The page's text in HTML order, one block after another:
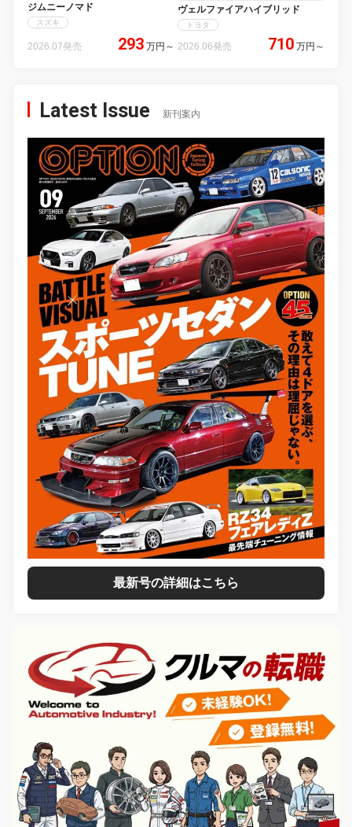
ジムニーノマド
スズキ
2026.07発売 293 万円 ～
ヴェルファイアハイブリッド
トヨタ
2026.06発売 710 万円 ～
Latest Issue 新刊案内
最新号の詳細はこちら